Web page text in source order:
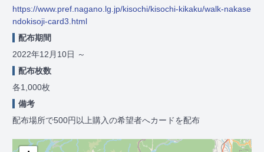
https://www.pref.nagano.lg.jp/kisochi/kisochi-kikaku/walk-nakase
ndokisoji-card3.html
配布期間
2022年12月10日 ～
配布枚数
各1,000枚
備考
配布場所で500円以上購入の希望者へカードを配布